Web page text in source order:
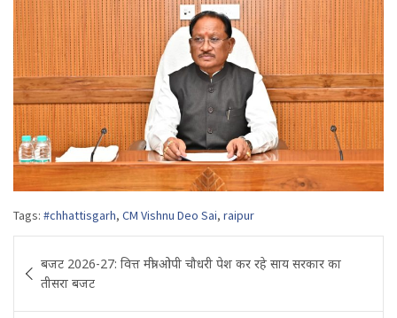
Tags: #chhattisgarh, CM Vishnu Deo Sai, raipur
navigation
बजट 2026-27: वित्त मंत्री ओपी चौधरी पेश कर रहे साय सरकार का
तीसरा बजट